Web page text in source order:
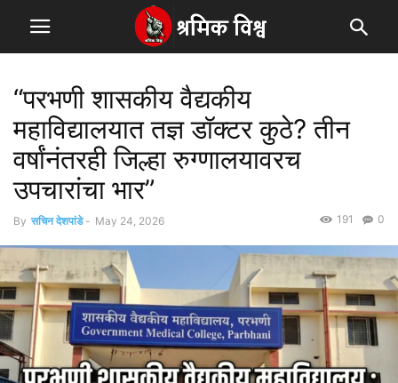
“परभणी शासकीय वैद्यकीय
महाविद्यालयात तज्ञ डॉक्टर कुठे? तीन
वर्षांनंतरही जिल्हा रुग्णालयावरच
उपचारांचा भार”
By सचिन देशपांडे - May 24, 2026 0
191